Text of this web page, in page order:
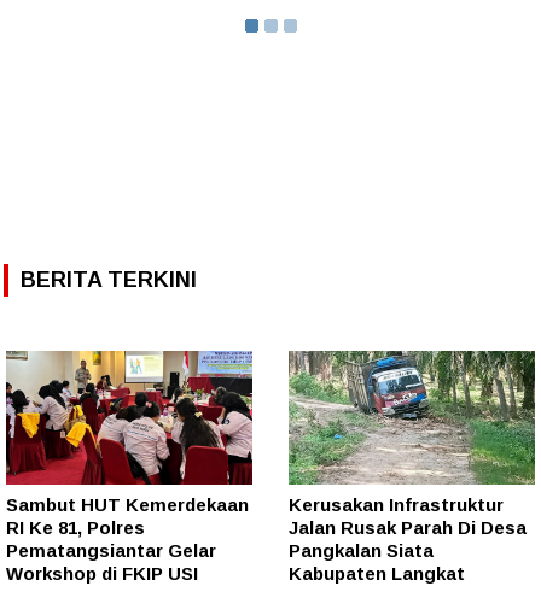
BERITA TERKINI
Sambut HUT Kemerdekaan
RI Ke 81, Polres
Pematangsiantar Gelar
Workshop di FKIP USI
Kerusakan Infrastruktur
Jalan Rusak Parah Di Desa
Pangkalan Siata
Kabupaten Langkat